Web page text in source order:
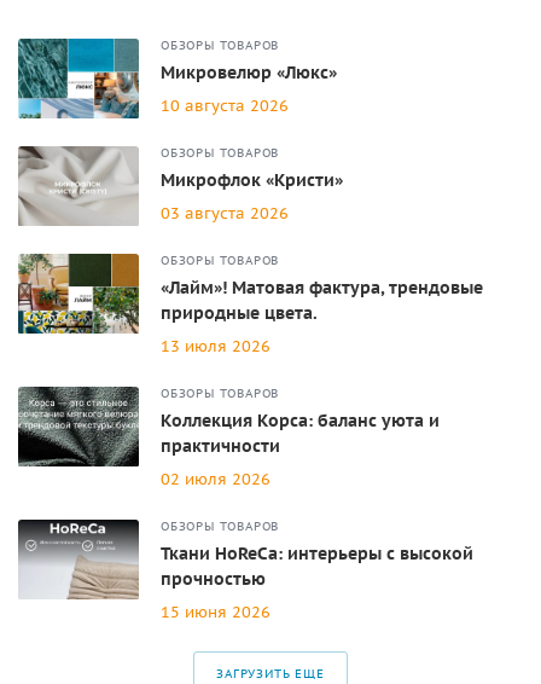
ОБЗОРЫ ТОВАРОВ
10 августа 2026
Микровелюр «Люкс»
ОБЗОРЫ ТОВАРОВ
03 августа 2026
Микрофлок «Кристи»
ОБЗОРЫ ТОВАРОВ
13 июля 2026
«Лайм»! Матовая фактура, трендовые
природные цвета.
ОБЗОРЫ ТОВАРОВ
02 июля 2026
Коллекция Корса: баланс уюта и
практичности
ОБЗОРЫ ТОВАРОВ
15 июня 2026
Ткани HoReCa: интерьеры с высокой
прочностью
ЗАГРУЗИТЬ ЕЩЕ